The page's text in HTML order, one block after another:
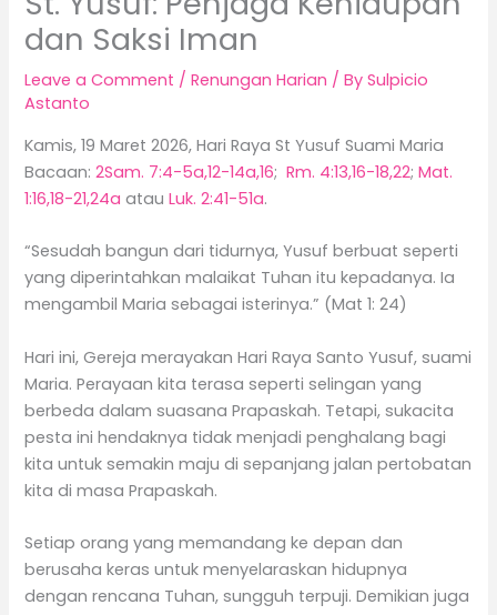
dan Saksi Iman
Leave a Comment /Renungan Harian / BySulpicio
Astanto
Kamis, 19 Maret 2026, Hari Raya St Yusuf Suami Maria
Bacaan:2Sam. 7:4-5a,12-14a,16;Rm. 4:13,16-18,22;Mat.
1:16,18-21,24a atauLuk. 2:41-51a.
“Sesudah bangun dari tidurnya, Yusuf berbuat seperti
yang diperintahkan malaikat Tuhan itu kepadanya. Ia
mengambil Maria sebagai isterinya.” (Mat 1: 24)
Hari ini, Gereja merayakan Hari Raya Santo Yusuf, suami
Maria. Perayaan kita terasa seperti selingan yang
berbeda dalam suasana Prapaskah. Tetapi, sukacita
pesta ini hendaknya tidak menjadi penghalang bagi
kita untuk semakin maju di sepanjang jalan pertobatan
kita di masa Prapaskah.
Setiap orang yang memandang ke depan dan
berusaha keras untuk menyelaraskan hidupnya
dengan rencana Tuhan, sungguh terpuji. Demikian juga